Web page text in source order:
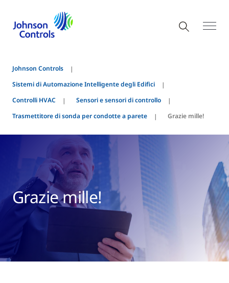
Johnson Controls
Sistemi di Automazione Intelligente degli Edifici
Controlli HVAC
Sensori e sensori di controllo
Trasmettitore di sonda per condotte a parete
Grazie mille!
Grazie mille!